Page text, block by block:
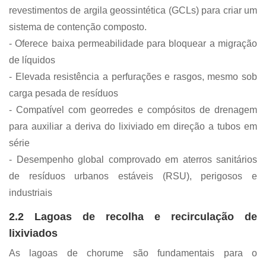
revestimentos de argila geossintética (GCLs) para criar um
sistema de contenção composto.
- Oferece baixa permeabilidade para bloquear a migração
de líquidos
- Elevada resistência a perfurações e rasgos, mesmo sob
carga pesada de resíduos
- Compatível com georredes e compósitos de drenagem
para auxiliar a deriva do lixiviado em direção a tubos em
série
- Desempenho global comprovado em aterros sanitários
de resíduos urbanos estáveis ​​(RSU), perigosos e
industriais
2.2 Lagoas de recolha e recirculação de
lixiviados
As lagoas de chorume são fundamentais para o